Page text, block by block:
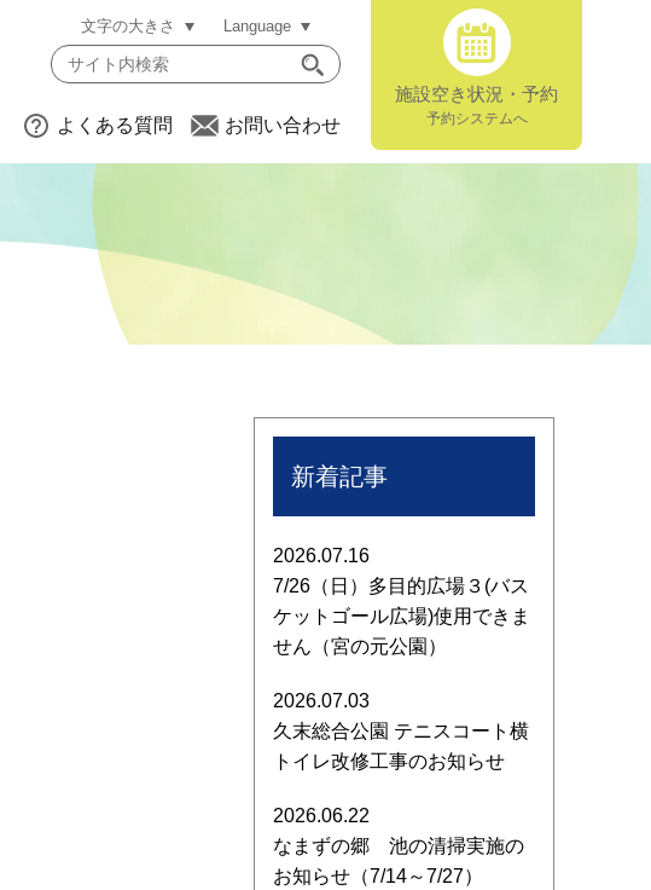
文字の大きさ Language
よくある質問 お問い合わせ
施設空き状況・予約
予約システムへ
新着記事
2026.07.16
7/26（日）多目的広場３(バス
ケットゴール広場)使用できま
せん（宮の元公園）
2026.07.03
久末総合公園 テニスコート横
トイレ改修工事のお知らせ
2026.06.22
なまずの郷 池の清掃実施の
お知らせ（7/14～7/27）